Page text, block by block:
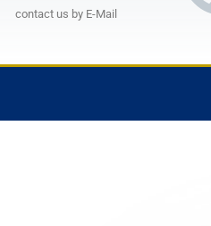
contact us by E-Mail